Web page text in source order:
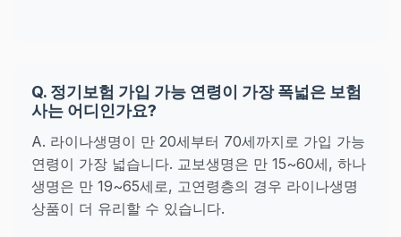
Q. 정기보험 가입 가능 연령이 가장 폭넓은 보험
사는 어디인가요?
A. 라이나생명이 만 20세부터 70세까지로 가입 가능
연령이 가장 넓습니다. 교보생명은 만 15~60세, 하나
생명은 만 19~65세로, 고연령층의 경우 라이나생명
상품이 더 유리할 수 있습니다.